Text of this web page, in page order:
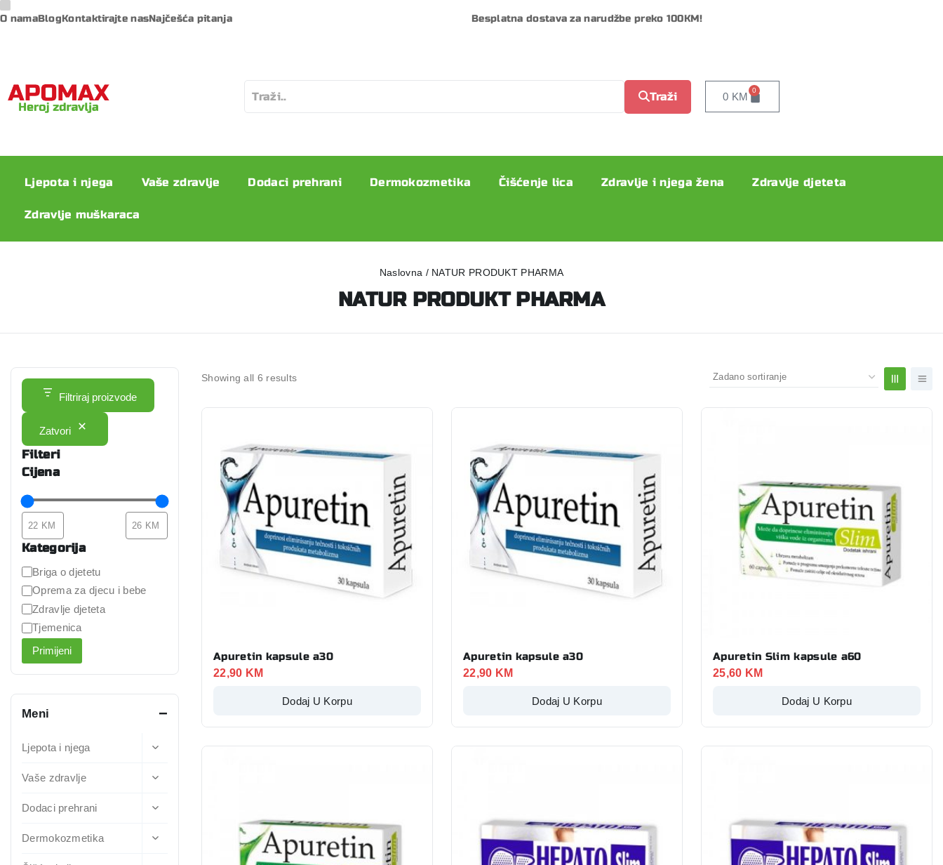
O namaBlogKontaktirajte nasNajčešća pitanja Besplatna dostava za narudžbe preko 100KM!
Traži 0 KM
0
Ljepota i njega Vaše zdravlje Dodaci prehrani Dermokozmetika Čišćenje lica Zdravlje i njega žena Zdravlje djeteta
Zdravlje muškaraca
Naslovna / NATUR PRODUKT PHARMA
NATUR PRODUKT PHARMA
Showing all 6 results
Apuretin kapsule a30
22,90 KM
Dodaj U Korpu
Apuretin kapsule a30
22,90 KM
Dodaj U Korpu
Apuretin Slim kapsule a60
25,60 KM
Dodaj U Korpu
Filtriraj proizvode
Zatvori
Filteri
Cijena
Kategorija
Briga o djetetu
Oprema za djecu i bebe
Zdravlje djeteta
Tjemenica
Primijeni
Meni
Ljepota i njega
Vaše zdravlje
Dodaci prehrani
Dermokozmetika